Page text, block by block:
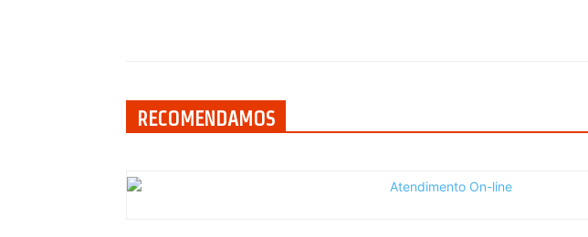
RECOMENDAMOS